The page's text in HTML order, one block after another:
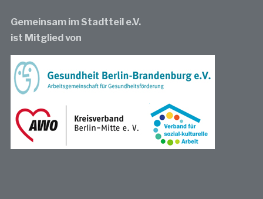
Gemeinsam im Stadtteil e.V.
ist Mitglied von